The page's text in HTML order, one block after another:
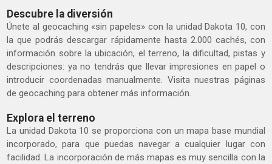
Descubre la diversión
Únete al geocaching «sin papeles» con la unidad Dakota 10, con
la que podrás descargar rápidamente hasta 2.000 cachés, con
información sobre la ubicación, el terreno, la dificultad, pistas y
descripciones: ya no tendrás que llevar impresiones en papel o
introducir coordenadas manualmente. Visita nuestras páginas
de geocaching para obtener más información.
Explora el terreno
La unidad Dakota 10 se proporciona con un mapa base mundial
incorporado, para que puedas navegar a cualquier lugar con
facilidad. La incorporación de más mapas es muy sencilla con la